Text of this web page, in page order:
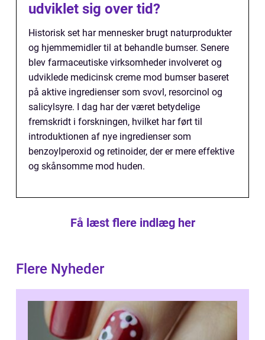
udviklet sig over tid?
Historisk set har mennesker brugt naturprodukter
og hjemmemidler til at behandle bumser. Senere
blev farmaceutiske virksomheder involveret og
udviklede medicinsk creme mod bumser baseret
på aktive ingredienser som svovl, resorcinol og
salicylsyre. I dag har der været betydelige
fremskridt i forskningen, hvilket har ført til
introduktionen af nye ingredienser som
benzoylperoxid og retinoider, der er mere effektive
og skånsomme mod huden.
Få læst flere indlæg her
Flere Nyheder